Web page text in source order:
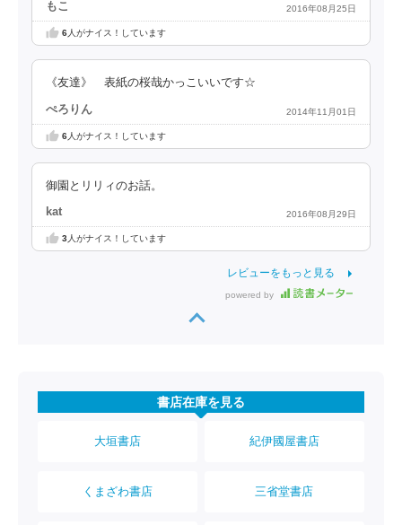
もこ 2016年08月25日
6人がナイス！しています
《友達》 表紙の桜哉かっこいいです☆
ぺろりん 2014年11月01日
6人がナイス！しています
御園とリリィのお話。
kat 2016年08月29日
3人がナイス！しています
レビューをもっと見る
powered by
書店在庫を見る
大垣書店 紀伊國屋書店
くまざわ書店 三省堂書店